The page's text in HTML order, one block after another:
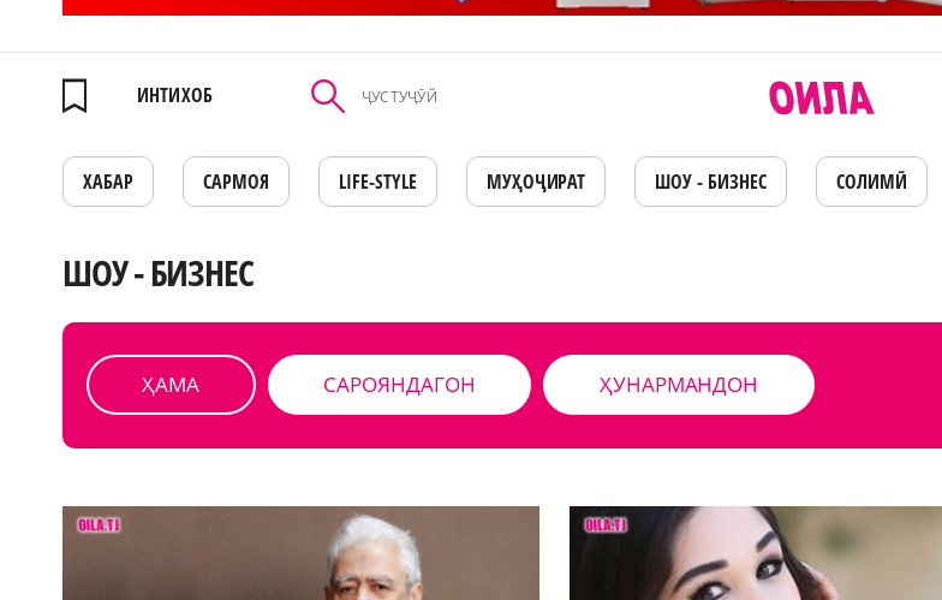
ИНТИХОБ
ХАБАР САРМОЯ LIFE-STYLE МУҲОҶИРАТ ШОУ - БИЗНЕС СОЛИМӢ
ШОУ - БИЗНЕС
ҲАМА САРОЯНДАГОН ҲУНАРМАНДОН